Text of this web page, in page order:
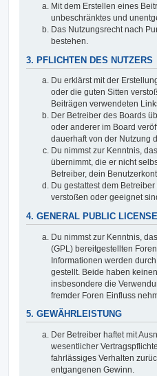
Mit dem Erstellen eines
unbeschränktes und
Das Nutzungsrecht nach
bestehen.
3. PFLICHTEN DES NUTZERS
Du erklärst mit der
oder die guten Sitten
Beiträgen verwendeten
Der Betreiber des Boards
oder anderer im Board
dauerhaft von der Nutzung
Du nimmst zur Kenntnis,
übernimmt, die er nicht
Betreiber, dein
Du gestattest dem
verstoßen oder geeignet
4. GENERAL PUBLIC LICENSE
Du nimmst zur Kenntnis,
(GPL) bereitgestellten
Informationen werden
gestellt. Beide haben
insbesondere die
fremder Foren Einfluss
5. GEWÄHRLEISTUNG
Der Betreiber haftet mit
wesentlicher
fahrlässiges Verhalten
entgangenen Gewinn.